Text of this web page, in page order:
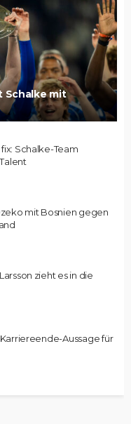
Schalke mit
Schalke-Team
mit Bosnien gegen
zieht es in die
Aussage für